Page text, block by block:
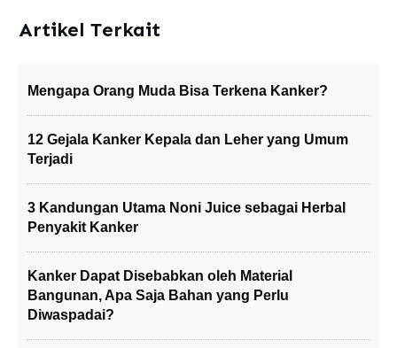
Artikel Terkait
Mengapa Orang Muda Bisa Terkena Kanker?
12 Gejala Kanker Kepala dan Leher yang Umum
Terjadi
3 Kandungan Utama Noni Juice sebagai Herbal
Penyakit Kanker
Kanker Dapat Disebabkan oleh Material
Bangunan, Apa Saja Bahan yang Perlu
Diwaspadai?